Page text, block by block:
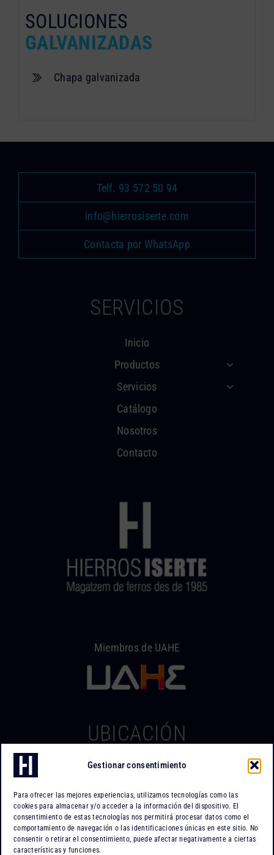
Gestionar consentimiento
Para ofrecer las mejores experiencias, utilizamos tecnologías como las
cookies para almacenar y/o acceder a la información del dispositivo. El
consentimiento de estas tecnologías nos permitirá procesar datos como el
comportamiento de navegación o las identificaciones únicas en este sitio. No
consentir o retirar el consentimiento, puede afectar negativamente a ciertas
características y funciones.
SOLUCIONES
GALVANIZADAS
Chapa galvanizada
Telf. 93 572 50 94
info@hierrosiserte.com
Contacta por WhatsApp
SERVICIOS
Inicio
Productos
Servicios
Catálogo
Nosotros
Contacto
Miembros de UAHE
UBICACIÓN
Hierros Iserte
Po. Ind. Can Tapiola
08110 Montcada i Reixac
Barcelona